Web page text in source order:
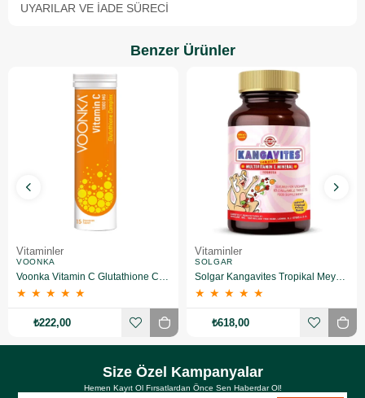
UYARILAR VE İADE SÜRECI
Benzer Ürünler
Vitaminler
VOONKA
★ ★ ★ ★ ★
₺222,00
Vitaminler
SOLGAR
★ ★ ★ ★ ★
₺618,00
Size Özel Kampanyalar
Hemen Kayıt Ol Fırsatlardan Önce Sen Haberdar Ol!